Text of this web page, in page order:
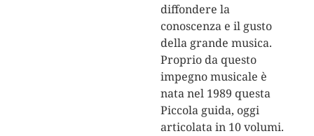
diffondere la
conoscenza e il gusto
della grande musica.
Proprio da questo
impegno musicale è
nata nel 1989 questa
Piccola guida, oggi
articolata in 10 volumi.